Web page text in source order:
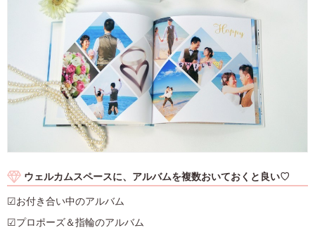
ウェルカムスペースに、アルバムを複数おいておくと良い♡
☑お付き合い中のアルバム
☑プロポーズ＆指輪のアルバム